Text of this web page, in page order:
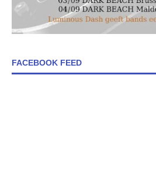
FACEBOOK FEED